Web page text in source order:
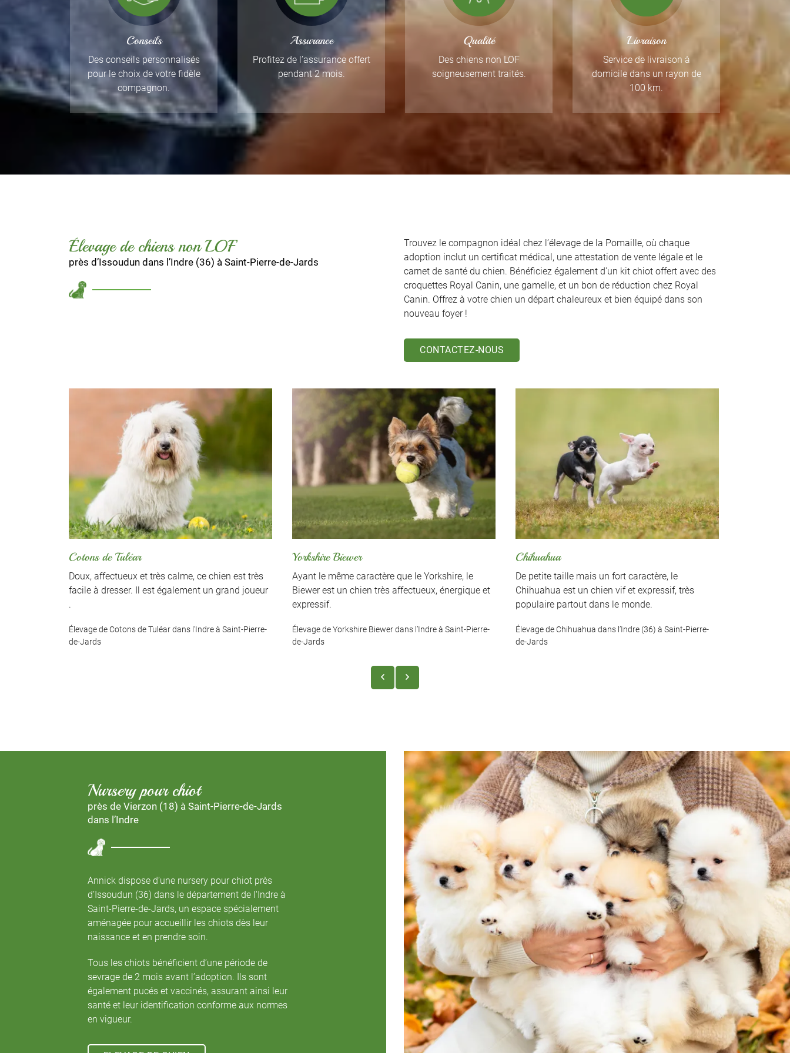
Conseils
Des conseils personnalisés
pour le choix de votre fidèle
compagnon.
Assurance
Profitez de l’assurance offert
pendant 2 mois.
Qualité
Des chiens non LOF
soigneusement traités.
Livraison
Service de livraison à
domicile dans un rayon de
100 km.
Élevage de chiens non LOF
près d’Issoudun dans l’Indre (36) à Saint-Pierre-de-Jards
Trouvez le compagnon idéal chez l’élevage de la Pomaille, où chaque
adoption inclut un certificat médical, une attestation de vente légale et le
carnet de santé du chien. Bénéficiez également d'un kit chiot offert avec des
croquettes Royal Canin, une gamelle, et un bon de réduction chez Royal
Canin. Offrez à votre chien un départ chaleureux et bien équipé dans son
nouveau foyer !
CONTACTEZ-NOUS
Cotons de Tuléar
Doux, affectueux et très calme, ce chien est très
facile à dresser. Il est également un grand joueur
.
Élevage de Cotons de Tuléar dans l’Indre à Saint-Pierre-
de-Jards
Yorkshire Biewer
Ayant le même caractère que le Yorkshire, le
Biewer est un chien très affectueux, énergique et
expressif.
Élevage de Yorkshire Biewer dans l’Indre à Saint-Pierre-
de-Jards
Chihuahua
De petite taille mais un fort caractère, le
Chihuahua est un chien vif et expressif, très
populaire partout dans le monde.
Élevage de Chihuahua dans l’Indre (36) à Saint-Pierre-
de-Jards
Nursery pour chiot
près de Vierzon (18) à Saint-Pierre-de-Jards
dans l’Indre
Annick dispose d’une nursery pour chiot près
d’Issoudun (36) dans le département de l'Indre à
Saint-Pierre-de-Jards, un espace spécialement
aménagée pour accueillir les chiots dès leur
naissance et en prendre soin.
Tous les chiots bénéficient d’une période de
sevrage de 2 mois avant l’adoption. Ils sont
également pucés et vaccinés, assurant ainsi leur
santé et leur identification conforme aux normes
en vigueur.